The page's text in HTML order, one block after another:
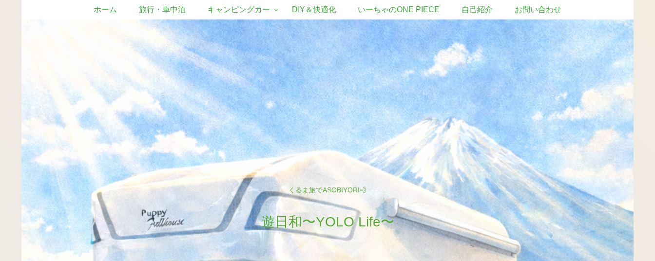
くるま旅でASOBIYORI💨
遊日和〜YOLO Life〜
ホーム 旅行・車中泊 キャンピングカー DIY＆快適化 いーちゃのONE PIECE 自己紹介 お問い合わせ